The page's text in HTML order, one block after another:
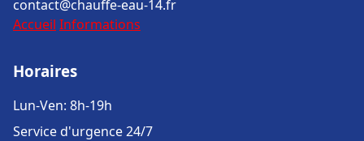
contact@chauffe-eau-14.fr
Accueil Informations
Horaires
Lun-Ven: 8h-19h
Service d'urgence 24/7